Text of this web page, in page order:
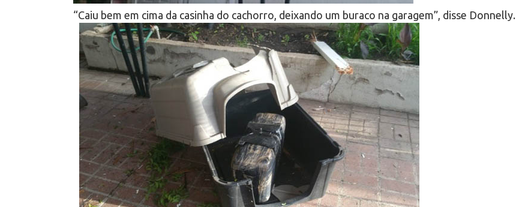
“Caiu bem em cima da casinha do cachorro, deixando um buraco na garagem”, disse Donnelly.